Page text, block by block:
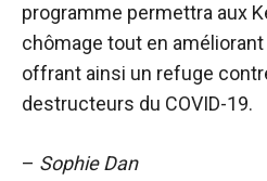
programme permettra aux
chômage tout en
offrant ainsi un refuge
destructeurs du COVID-19.
– Sophie Dan